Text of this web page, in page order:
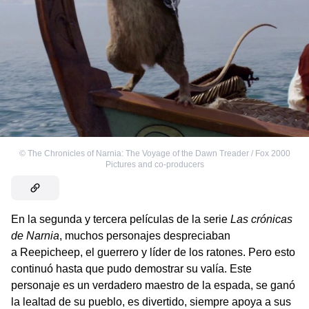
© The Chronicles of Narnia: The Voyage of the Dawn Treader / Fox 2000
Pictures and co-producers
En la segunda y tercera películas de la serie Las crónicas
de Narnia, muchos personajes despreciaban
a Reepicheep, el guerrero y líder de los ratones. Pero esto
continuó hasta que pudo demostrar su valía. Este
personaje es un verdadero maestro de la espada, se ganó
la lealtad de su pueblo, es divertido, siempre apoya a sus